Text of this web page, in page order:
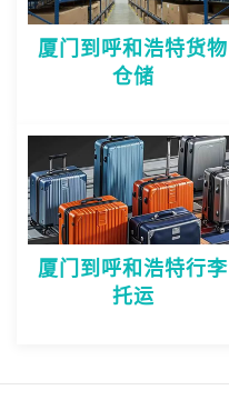
厦门到呼和浩特货物
仓储
厦门到呼和浩特行李
托运